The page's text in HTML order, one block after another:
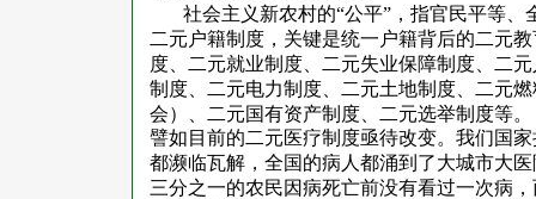
社会主义新农村的“公平”，指官民平等
二元户籍制度，关键是统一户籍背后的二元
度、二元就业制度、二元失业保障制度、二
制度、二元电力制度、二元土地制度、二元
会）、二元国有资产制度、二元选举制度等。
譬如目前的二元医疗制度亟待改变。我们国
都濒临瓦解，全国的病人都涌到了大城市大
三分之一的农民因病死亡前没有看过一次病